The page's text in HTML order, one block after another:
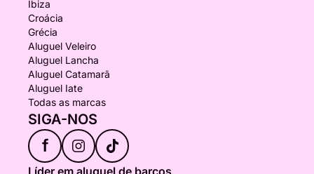
Ibiza
Croácia
Grécia
Aluguel Veleiro
Aluguel Lancha
Aluguel Catamarã
Aluguel Iate
Todas as marcas
SIGA-NOS
f
Líder em aluguel de barcos